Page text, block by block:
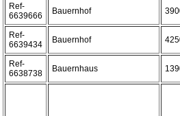
Ref-
6639666
Bauernhof
Ref-
6639434
Bauernhof
Ref-
6638738
Bauernhaus